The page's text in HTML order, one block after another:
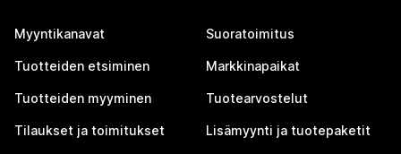
Myyntikanavat
Tuotteiden etsiminen
Tuotteiden myyminen
Tilaukset ja toimitukset
Suoratoimitus
Markkinapaikat
Tuotearvostelut
Lisämyynti ja tuotepaketit